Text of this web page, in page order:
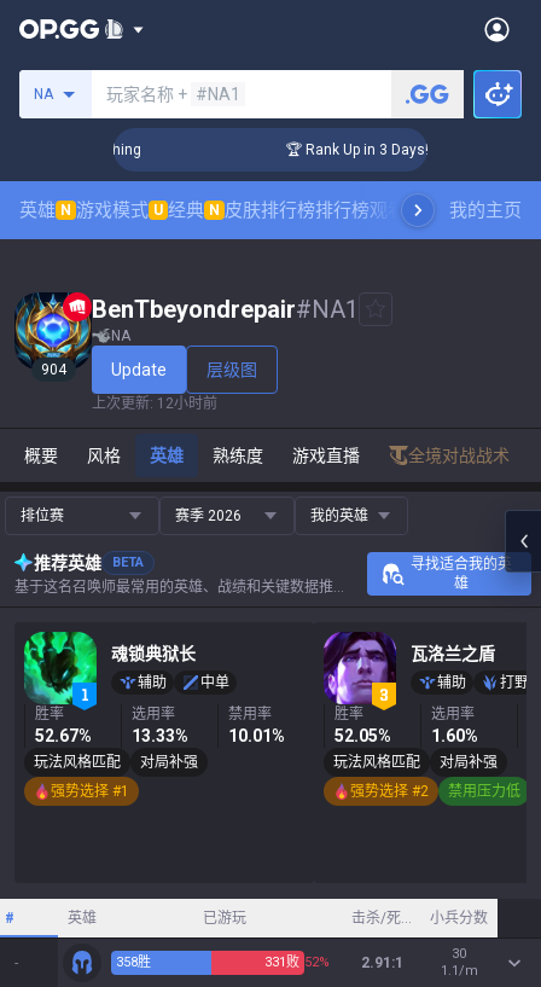
NA 玩家名称 + #NA1
Coaching 🏆 Rank Up in 3 Days! Challenger
英雄 N 游戏模式 U 经典 N 皮肤排行榜排行榜观看职业比赛数据统
我的主页
904
BenTbeyondrepair#NA1
NA
Update 层级图
上次更新: 12小时前
概要 风格 英雄 熟练度 游戏直播 全境对战战术
排位赛 赛季 2026 我的英雄
推荐英雄 BETA
基于这名召唤师最常用的英雄、战绩和关键数据推荐。
寻找适合我的英
雄
魂锁典狱长
辅助
中单
胜率
52.67%
选用率
13.33%
禁用率
10.01%
玩法风格匹配
对局补强
强势选择 #1
瓦洛兰之盾
辅助
打野
胜率
52.05%
选用率
1.60%
玩法风格匹配
对局补强
强势选择 #2
禁用压力低
# 英雄 已游玩 击杀/死亡/助攻小兵分数
- 358胜 331 败 52% 2.91:1
30
1.1/m